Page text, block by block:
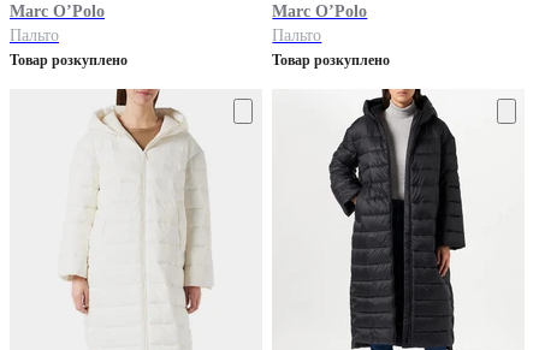
Marc O’Polo
Пальто
Товар розкуплено
Marc O’Polo
Пальто
Товар розкуплено